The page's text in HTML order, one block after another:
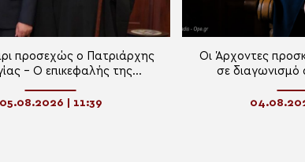
προσεχώς ο Πατριάρχης
– Ο επικεφαλής της
της Αμπχαζίας στον Οικ.
05.08.2026 | 11:39
Οι Άρχοντες
σε διαγωνισμό